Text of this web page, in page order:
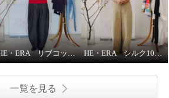
HE・ERA リブコットンインナー 3枚セット HE・ERA シルク100％ スクエアー 大判スカーフ
一覧を見る